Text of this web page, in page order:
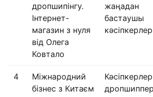
дропшипінгу.
Інтернет-
магазин з нуля
від Олега
Ковтало
жаңадан
бастаушы
кәсіпкерлер
4
Міжнародний
бізнес з Китаєм